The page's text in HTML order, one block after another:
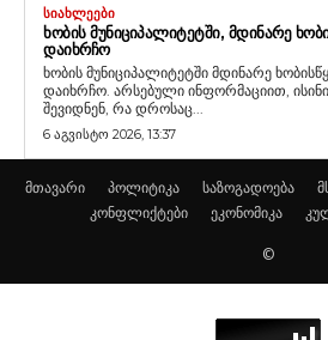
ᲡᲘᲐᲮᲚᲔᲔᲑᲘ
ᲮᲝᲑᲘᲡ ᲛᲣᲜᲘᲪᲘᲞᲐᲚᲘᲢᲔᲢᲨᲘ, ᲛᲓᲘᲜᲐᲠᲔ
ᲓᲐᲘᲮᲠᲩᲝ
ხობის მუნიციპალიტეტში მდინარე
დაიხრჩო. არსებული ინფორმაციით,
შევიდნენ, რა დროსაც...
6 აგვისტო 2026, 13:37
მთავარი პოლიტიკა საზოგადოება
კონფლიქტები
ეკონომიკა
©